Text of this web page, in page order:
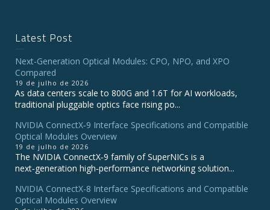
Latest Post
Next-Generation Optical Modules: CPO, NPO, and XPO
Compared
19 de julho de 2026
As data centers scale to 800G and 1.6T for AI workloads,
traditional pluggable optics face rising po...
NVIDIA ConnectX‑9 Interface Specifications and Compatible
Optical Modules Overview
19 de julho de 2026
The NVIDIA ConnectX‑9 family of SuperNICs is a
next‑generation high‑performance networking solution...
NVIDIA ConnectX-8 Interface Specifications and Compatible
Optical Modules Overview